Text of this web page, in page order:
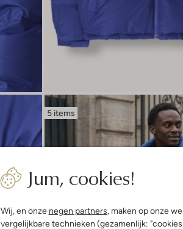
Jum, cookies!
Wij, en onze negen partners, maken op onze
vergelijkbare technieken (gezamenlijk:
5 items